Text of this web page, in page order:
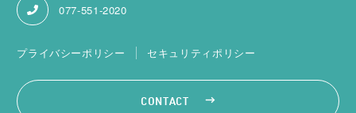
077-551-2020
プライバシーポリシー セキュリティポリシー
CONTACT